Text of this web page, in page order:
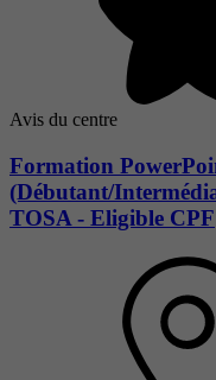
Avis du centre
Formation
(Débutant/
TOSA - Eligible CPF